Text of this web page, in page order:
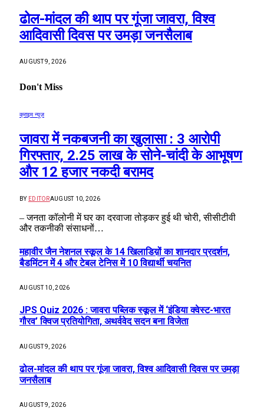
ढोल-मांदल की थाप पर गूंजा जावरा, विश्व
आदिवासी दिवस पर उमड़ा जनसैलाब
AUGUST 9, 2026
Don't Miss
क्राइम न्यूज़
जावरा में नकबजनी का खुलासा : 3 आरोपी
गिरफ्तार, 2.25 लाख के सोने-चांदी के आभूषण
और 12 हजार नकदी बरामद
BY EDITORAUGUST 10, 2026
– जनता कॉलोनी में घर का दरवाजा तोड़कर हुई थी चोरी, सीसीटीवी
और तकनीकी संसाधनों…
महावीर जैन नेशनल स्कूल के 14 खिलाडिय़ों का शानदार प्रदर्शन,
बैडमिंटन में 4 और टेबल टेनिस में 10 विद्यार्थी चयनित
AUGUST 10, 2026
JPS Quiz 2026 : जावरा पब्लिक स्कूल में ‘इंडिया क्वेस्ट-भारत
गौरव’ क्विज प्रतियोगिता, अथर्ववेद सदन बना विजेता
AUGUST 9, 2026
ढोल-मांदल की थाप पर गूंजा जावरा, विश्व आदिवासी दिवस पर उमड़ा
जनसैलाब
AUGUST 9, 2026